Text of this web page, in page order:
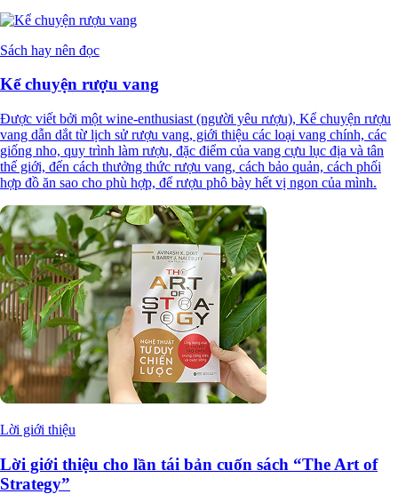
Sách hay nên đọc
Kể chuyện rượu vang
Được viết bởi một wine-enthusiast (người yêu rượu), Kể chuyện rượu
vang dẫn dắt từ lịch sử rượu vang, giới thiệu các loại vang chính, các
giống nho, quy trình làm rượu, đặc điểm của vang cựu lục địa và tân
thế giới, đến cách thưởng thức rượu vang, cách bảo quản, cách phối
hợp đồ ăn sao cho phù hợp, để rượu phô bày hết vị ngon của mình.
Lời giới thiệu
Lời giới thiệu cho lần tái bản cuốn sách “The Art of
Strategy”